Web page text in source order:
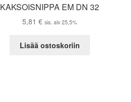
KAKSOISNIPPA EM DN 32
5,81€ sis. alv 25,5%
Lisää ostoskoriin